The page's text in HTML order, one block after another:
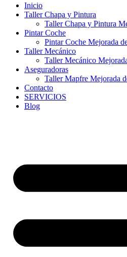
Inicio
Taller Chapa y Pintura
Taller Chapa y Pintura
Pintar Coche
Pintar Coche Mejorada
Taller Mecánico
Taller Mecánico
Aseguradoras
Taller Mapfre Mejorada
Contacto
SERVICIOS
Blog